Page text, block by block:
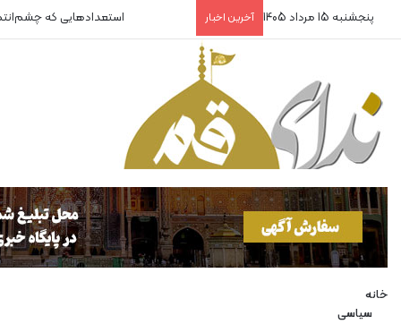
پنجشنبه 15 مرداد 1405 آخرین اخبار استعدادهایی که
خانه
سیاسی